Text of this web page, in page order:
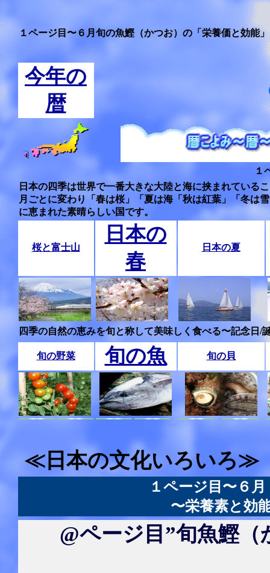
１ページ目〜６月旬の魚鰹（かつお）の「栄養価と効能
今年の
暦
１
日本の四季は世界で一番大きな大陸と海に挟まれている
月ごとに変わり「春は桜」「夏は海「秋は紅葉」「冬は
に恵まれた素晴らしい国です。
桜と富士山
日本の
春
日本の夏
四季の自然の恵みを旬と称して美味しく食べる〜記念日/
旬の野菜 旬の魚 旬の貝
≪日本の文化いろいろ≫
１ページ目〜６
〜栄養素と効
@ページ目”旬魚鰹